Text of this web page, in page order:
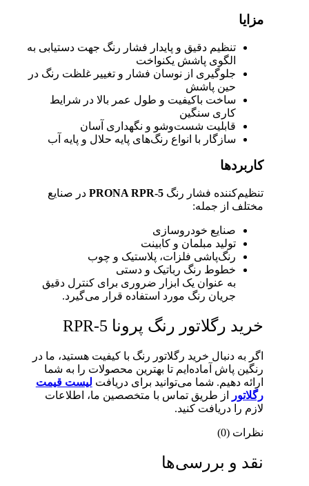
مزایا
تنظیم دقیق و پایدار فشار رنگ جهت دستیابی به
الگوی پاشش یکنواخت
جلوگیری از نوسان فشار و تغییر غلظت رنگ در
حین پاشش
ساخت باکیفیت و طول عمر بالا در شرایط
کاری سنگین
قابلیت شست‌وشو و نگهداری آسان
سازگار با انواع رنگ‌های پایه حلال و پایه آب
کاربردها
تنظیم‌کننده فشار رنگPRONA RPR-5 در صنایع
مختلف از جمله:
صنایع خودروسازی
تولید مبلمان و کابینت
رنگ‌پاشی فلزات، پلاستیک و چوب
خطوط رنگ رباتیک و دستی
به عنوان یک ابزار ضروری برای کنترل دقیق
جریان رنگ مورد استفاده قرار می‌گیرد.
خرید رگلاتور رنگ پرونا RPR-5
اگر به دنبال خرید رگلاتور رنگ با کیفیت هستید، ما در
رنگین پاش آماده‌ایم تا بهترین محصولات را به شما
ارائه دهیم. شما می‌توانید برای دریافت لیست قیمت
رگلاتور
از طریق تماس با متخصصین ما، اطلاعات
لازم را دریافت کنید.
نظرات (0)
نقد و بررسی‌ها